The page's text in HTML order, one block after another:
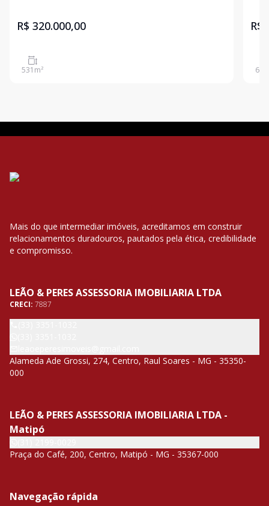
R$ 320.000,00
531 m²
R$
630
Mais do que intermediar imóveis, acreditamos em construir
relacionamentos duradouros, pautados pela ética, credibilidade
e compromisso.
LEÃO & PERES ASSESSORIA IMOBILIARIA LTDA
CRECI: 7887
Alameda Ade Grossi, 274, Centro, Raul Soares - MG - 35350-
000
LEÃO & PERES ASSESSORIA IMOBILIARIA LTDA -
Matipó
Praça do Café, 200, Centro, Matipó - MG - 35367-000
Navegação rápida